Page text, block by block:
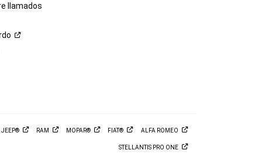
llamados
JEEP® RAM MOPAR® FIAT® ALFA ROMEO
STELLANTIS PRO ONE